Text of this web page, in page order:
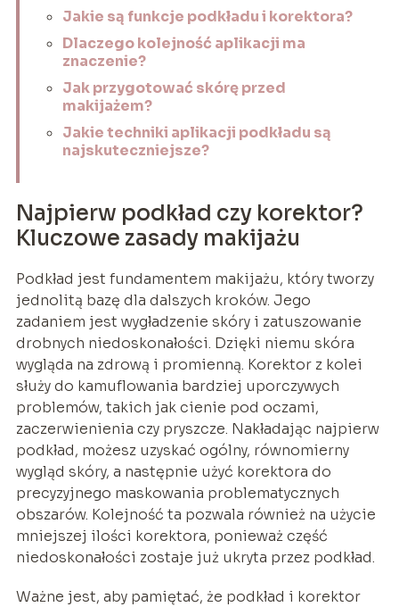
Jakie są funkcje podkładu i korektora?
Dlaczego kolejność aplikacji ma
znaczenie?
Jak przygotować skórę przed
makijażem?
Jakie techniki aplikacji podkładu są
najskuteczniejsze?
Najpierw podkład czy korektor?
Kluczowe zasady makijażu
Podkład jest fundamentem makijażu, który tworzy
jednolitą bazę dla dalszych kroków. Jego
zadaniem jest wygładzenie skóry i zatuszowanie
drobnych niedoskonałości. Dzięki niemu skóra
wygląda na zdrową i promienną. Korektor z kolei
służy do kamuflowania bardziej uporczywych
problemów, takich jak cienie pod oczami,
zaczerwienienia czy pryszcze. Nakładając najpierw
podkład, możesz uzyskać ogólny, równomierny
wygląd skóry, a następnie użyć korektora do
precyzyjnego maskowania problematycznych
obszarów. Kolejność ta pozwala również na użycie
mniejszej ilości korektora, ponieważ część
niedoskonałości zostaje już ukryta przez podkład.
Ważne jest, aby pamiętać, że podkład i korektor